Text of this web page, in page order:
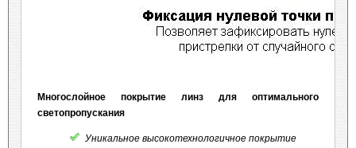
Многослойное покрытие линз для оптимального
светопропускания
Уникальное высокотехнологичное покрытие